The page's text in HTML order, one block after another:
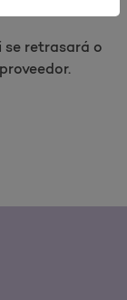
se retrasará o